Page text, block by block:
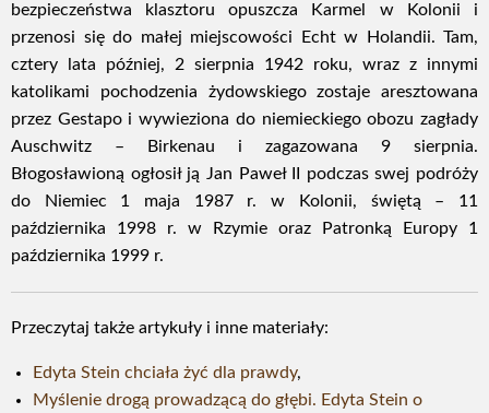
bezpieczeństwa klasztoru opuszcza Karmel w Kolonii i
przenosi się do małej miejscowości Echt w Holandii. Tam,
cztery lata później, 2 sierpnia 1942 roku, wraz z innymi
katolikami pochodzenia żydowskiego zostaje aresztowana
przez Gestapo i wywieziona do niemieckiego obozu zagłady
Auschwitz – Birkenau i zagazowana 9 sierpnia.
Błogosławioną ogłosił ją Jan Paweł II podczas swej podróży
do Niemiec 1 maja 1987 r. w Kolonii, świętą – 11
października 1998 r. w Rzymie oraz Patronką Europy 1
października 1999 r.
Przeczytaj także artykuły i inne materiały:
Edyta Stein chciała żyć dla prawdy,
Myślenie drogą prowadzącą do głębi. Edyta Stein o